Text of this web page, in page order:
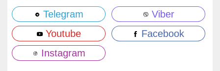
Telegram
Viber
Youtube
Facebook
Instagram